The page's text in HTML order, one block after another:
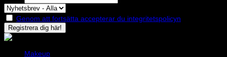
Genom att fortsätta accepterar du integritetspolicyn
Makeup